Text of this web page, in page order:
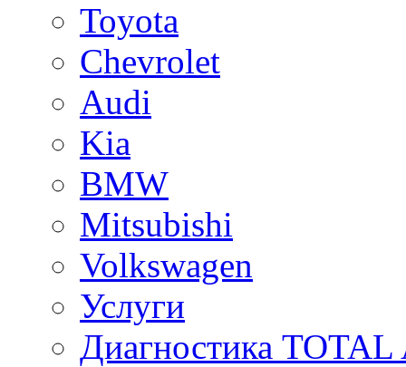
Toyota
Chevrolet
Audi
Kia
BMW
Mitsubishi
Volkswagen
Услуги
Диагностика